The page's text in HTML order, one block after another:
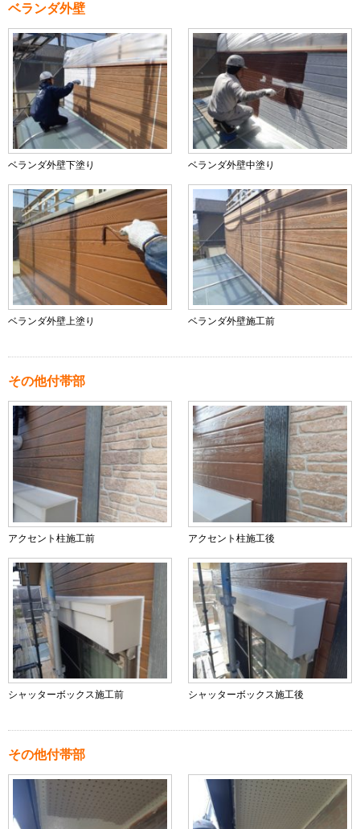
ベランダ外壁
ベランダ外壁下塗り ベランダ外壁中塗り
ベランダ外壁上塗り ベランダ外壁施工前
その他付帯部
アクセント柱施工前 アクセント柱施工後
シャッターボックス施工前 シャッターボックス施工後
その他付帯部